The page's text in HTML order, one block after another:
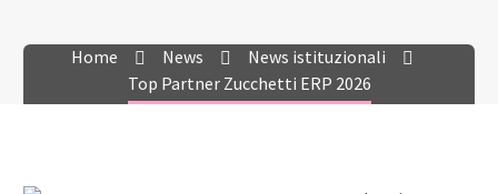
Home News
News istituzionali
Top Partner Zucchetti ERP 2026